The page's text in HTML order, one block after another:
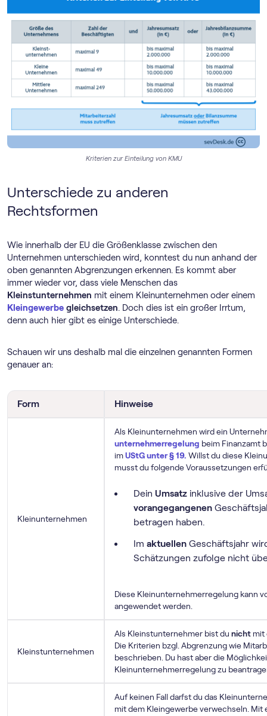
Kriterien zur Einteilung von KMU
Unterschiede zu anderen
Rechtsformen
Wie innerhalb der EU die Größenklasse zwischen den
Unternehmen unterschieden wird, konntest du nun anhand der
oben genannten Abgrenzungen erkennen. Es kommt aber
immer wieder vor, dass viele Menschen das
Kleinstunternehmen mit einem Kleinunternehmen oder einem
Kleingewerbe gleichsetzen. Doch dies ist ein großer Irrtum,
denn auch hier gibt es einige Unterschiede.
Schauen wir uns deshalb mal die einzelnen genannten Formen
genauer an:
Form Hinweise
Kleinunternehmen
Als Kleinunternehmen wird ein
unternehmer­regelung beim Finanzamt
imUStG unter § 19. Willst du diese
musst du folgende Voraussetzungen
Dein Umsatz inklusive der
vorangegangenen
betragen haben.
Im aktuellen Geschäftsjahr
Schätzungen zufolge nicht
Diese Klein­unternehmer­regelung kann
angewendet werden.
Kleinstunternehmen
Als Kleinstunternehmer bist du nicht mit
Die Kriterien bzgl. Abgrenzung wie
beschrieben. Du hast aber die
Klein­unternehmer­regelung zu
Auf keinen Fall darfst du das
mit dem Kleingewerbe verwechseln.